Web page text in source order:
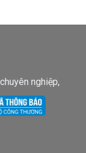
nghiệp,